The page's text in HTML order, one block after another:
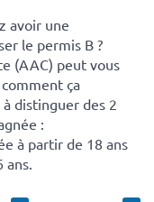
avoir une
le permis B ?
(AAC) peut vous
ça
distinguer des 2
:
à partir de 18 ans